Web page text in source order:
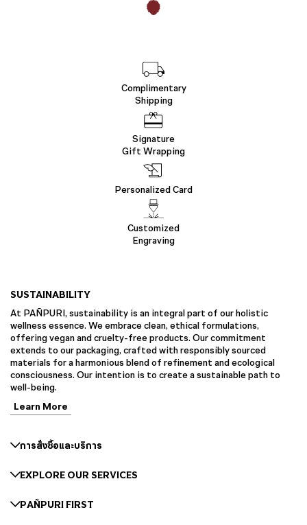
Complimentary
Shipping
Signature
Gift Wrapping
Personalized Card
Customized
Engraving
SUSTAINABILITY
At PAÑPURI, sustainability is an integral part of our holistic
wellness essence. We embrace clean, ethical formulations,
offering vegan and cruelty-free products. Our commitment
extends to our packaging, crafted with responsibly sourced
materials for a harmonious blend of refinement and ecological
consciousness. Our intention is to create a sustainable path to
well-being.
Learn More
การสั่งซื้อและบริการ
EXPLORE OUR SERVICES
PAÑPURI FIRST